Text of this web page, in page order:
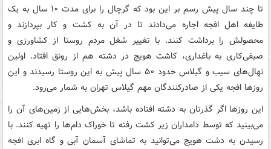
تا چند سال پیش رسم بر این بود که گرچال را برای مدت ۱۰ سال به یک
طایفه اهل افجه اجاره می‌دادند تا در آن به کشت و کار بپردازند و
محصولش را برداشت کنند. با تغییر شغل مردم روستا از کشاورزی و
صیفی‌کاری به باغداری، کاشت هویج در دشته هم از رونق افتاد. اولین
نهال‌های سیب و گیلاس حدود ۵۰ سال پیش به این روستا رسیدند و این
روزها افجه یکی از صادرکنندگان مهم گیلاس تهران به شمار می‌رود.
این روزها اگر گذرتان به دشته افتاده باشد، بخش‌هایی از زمین‌های آن را
می‌بینید که توسط دامداران زیر کشت رفته تا خوراک دام‌ها را تهیه کنند. با
رسیدن به دشت هویج می‌توانید به تماشای آسمان آبی و گاه ابری افجه